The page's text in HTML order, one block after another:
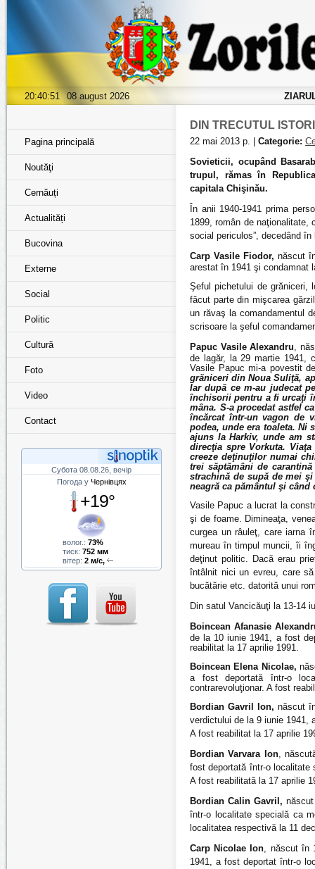
20:40:52 08 august 2026
Pagina principală
Noutăţi
Cernăuți
Actualități
Bucovina
Externe
Social
Politic
Cultură
Foto
Video
Contact
Субота 08.08.26, вечір
Погода у Чернівцях
+19°
волог.: 73%
тиск: 752 мм
вітер: 2 м/с,
DIN TRECUTUL
22 mai 2013 р. | Categorie:
Sovieticii, ocupând
trupul, rămas în
capitala Chişinău.
În anii 1940-1941 prima
1899, român de
social periculos”, decedând
Carp Vasile Fiodor, născut
arestat în 1941 şi condamnat
Şeful pichetului de grăniceri,
făcut parte din mişcarea
un răvaş la comandamentul
scrisoare la şeful
Papuc Vasile Alexandru,
de lagăr, la 29 martie 1941,
Vasile Papuc mi-a povestit
grăniceri din Noua Suliţă,
Iar după ce m-au judecat
închisorii pentru a fi urcaţi
mâna. S-a procedat astfel
încărcat într-un vagon de
podea, unde era toaleta. Ni
ajuns la Harkiv, unde am
direcţia spre Vorkuta.
creeze deţinuţilor numai
trei săptămâni de
strachină de supă de mei
neagră ca pământul şi când
Vasile Papuc a lucrat la
şi de foame. Dimineaţa,
curgea un râuleţ, care iarna
mureau în timpul muncii, îi
deţinut politic. Dacă erau
întâlnit nici un evreu, care
bucătărie etc. datorită unui
Din satul Vancicăuţi la 13-14
Boincean Afanasie
de la 10 iunie 1941, a fost
reabilitat la 17 aprilie 1991.
Boincean Elena Nicolae,
a fost deportată într-o
contrarevoluţionar. A fost
Bordian Gavril Ion, născut
verdictului de la 9 iunie 1941,
A fost reabilitat la 17 aprilie
Bordian Varvara Ion,
fost deportată într-o localitate
A fost reabilitată la 17 aprilie
Bordian Calin Gavril,
într-o localitate specială ca
localitatea respectivă la 11
Carp Nicolae Ion, născut în
1941, a fost deportat într-o